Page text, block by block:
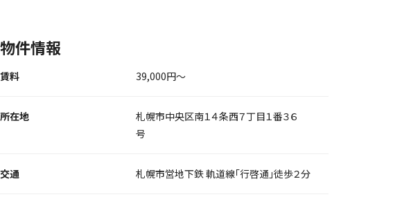
物件情報
賃料 39,000円～
所在地
札幌市中央区南１４条西７丁目１番３６
号
交通 札幌市営地下鉄 軌道線「行啓通」徒歩２分